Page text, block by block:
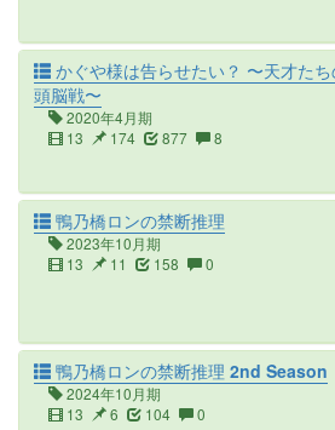
かぐや様は告らせたい？ 〜天才た
頭脳戦〜
2020年4月期
13
174 877 8
鴨乃橋ロンの禁断推理
2023年10月期
13
11 158 0
鴨乃橋ロンの禁断推理 2nd Season
2024年10月期
13
6 104 0